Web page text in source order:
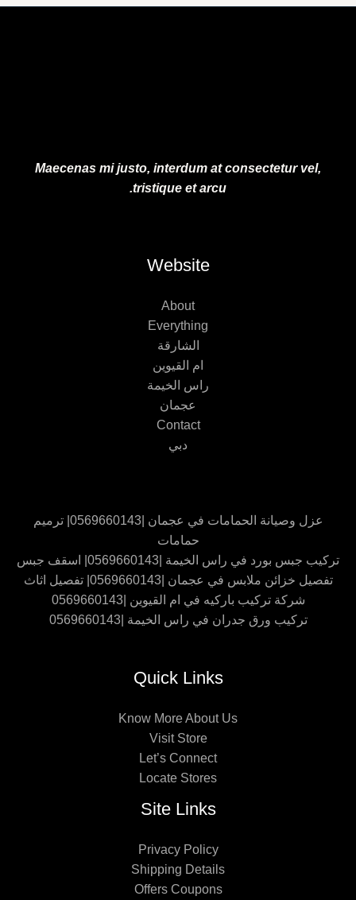
Maecenas mi justo, interdum at consectetur vel,
tristique et arcu.
Website
About
Everything
الشارقة
ام القيوين
راس الخيمة
عجمان
Contact
دبي
عزل وصيانة الحمامات في عجمان |0569660143| ترميم
حمامات
تركيب جبس بورد في راس الخيمة |0569660143| اسقف جبس
تفصيل خزائن ملابس في عجمان |0569660143| تفصيل اثاث
شركة تركيب باركيه في ام القيوين |0569660143
تركيب ورق جدران في راس الخيمة |0569660143
Quick Links
Know More About Us
Visit Store
Let’s Connect
Locate Stores
Site Links
Privacy Policy
Shipping Details
Offers Coupons